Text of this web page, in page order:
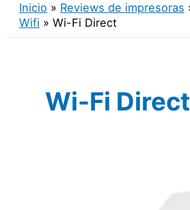
Inicio
Reviews de impresoras
Wifi
Wi-Fi Direct
Wi-Fi Direct